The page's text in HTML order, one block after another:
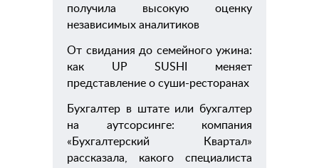
получила высокую оценку
независимых аналитиков
От свидания до семейного ужина:
как UP SUSHI меняет
представление о суши-ресторанах
Бухгалтер в штате или бухгалтер
на аутсорсинге: компания
«Бухгалтерский Квартал»
рассказала, какого специалиста